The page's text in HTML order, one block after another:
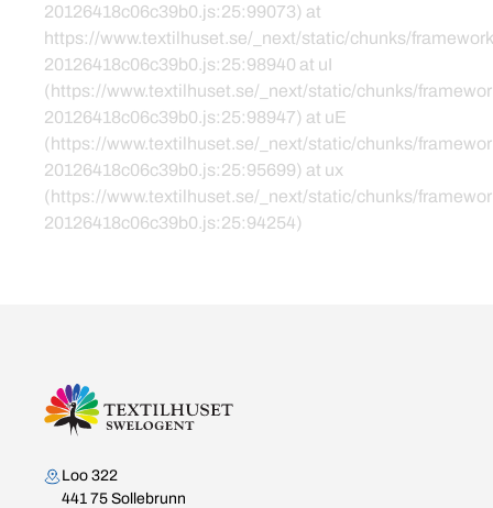
20126418c06c39b0.js:25:99073) at
https://www.textilhuset.se/_next/static/chunks/
20126418c06c39b0.js:25:98940 at uI
(https://www.textilhuset.se/_next/static/chunks/
20126418c06c39b0.js:25:98947) at uE
(https://www.textilhuset.se/_next/static/chunks/
20126418c06c39b0.js:25:95699) at ux
(https://www.textilhuset.se/_next/static/chunks/
20126418c06c39b0.js:25:94254)
Kontakta oss
Loo 322
441 75 Sollebrunn